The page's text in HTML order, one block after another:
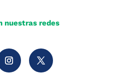
nuestras redes